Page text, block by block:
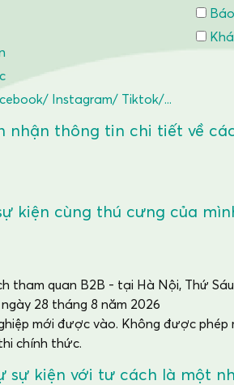
Instagram/ Tiktok/...
nhận thông tin chi tiết về
kiện cùng thú cưng của
tham quan B2B - tại Hà Nội, Thứ
28 tháng 8 năm 2026
mới được vào. Không được
chính thức.
sự kiện với tư cách là một